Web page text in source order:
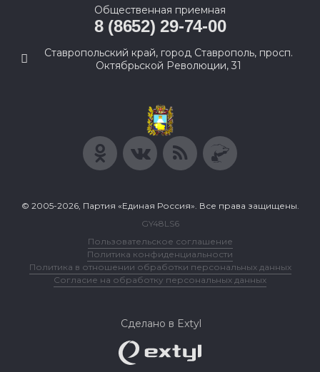
Общественная приемная
8 (8652) 29-74-00
Ставропольский край, город Ставрополь, просп.
Октябрьской Революции, 31
© 2005-2026, Партия «Единая Россия». Все права защищены.
GY48LS6
Пользовательское соглашение
Политика конфиденциальности
Политика в отношении обработки персональных данных
Согласие на обработку персональных данных
Сделано в Extyl